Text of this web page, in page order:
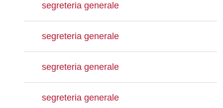
segreteria generale
segreteria generale
segreteria generale
segreteria generale